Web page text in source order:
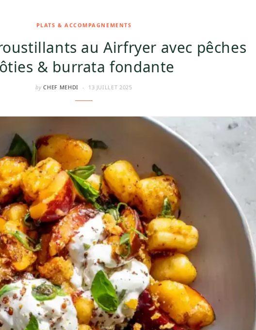
PLATS & ACCOMPAGNEMENTS
au Airfryer avec pêches
& burrata fondante
by CHEF MEHDI 13 JUILLET 2025